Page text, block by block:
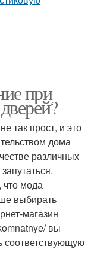
при
так прост, и это
дома
различных
мода
выбирать
магазин
вы
соответствующую